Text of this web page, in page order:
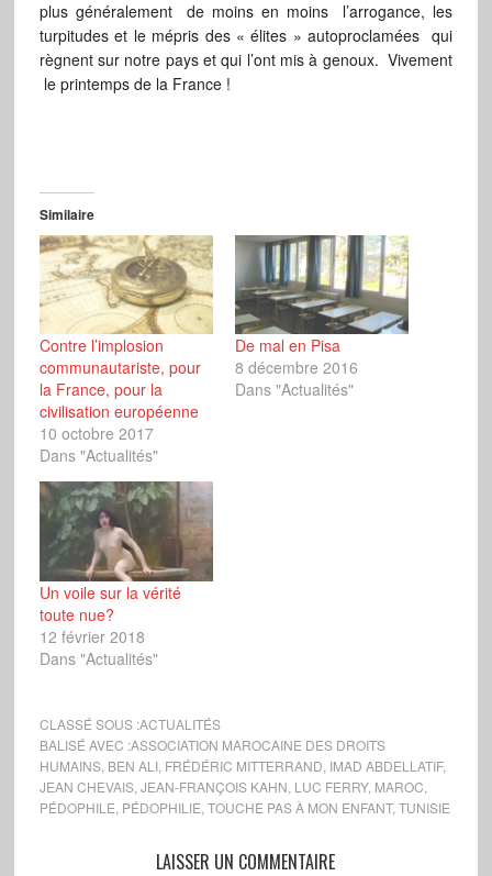
plus généralement de moins en moins l’arrogance, les
turpitudes et le mépris des « élites » autoproclamées qui
règnent sur notre pays et qui l’ont mis à genoux. Vivement
le printemps de la France !
Similaire
Contre l’implosion
communautariste, pour
la France, pour la
civilisation européenne
10 octobre 2017
Dans "Actualités"
De mal en Pisa
8 décembre 2016
Dans "Actualités"
Un voile sur la vérité
toute nue?
12 février 2018
Dans "Actualités"
CLASSÉ SOUS :ACTUALITÉS
BALISÉ AVEC :ASSOCIATION MAROCAINE DES DROITS
HUMAINS, BEN ALI, FRÉDÉRIC MITTERRAND IMAD ABDELLATIF,
JEAN CHEVAIS, JEAN-FRANÇOIS KAHN LUC FERRY, MAROC
PÉDOPHILE PÉDOPHILIE TOUCHE PAS À MON ENFANT, TUNISIE
LAISSER UN COMMENTAIRE